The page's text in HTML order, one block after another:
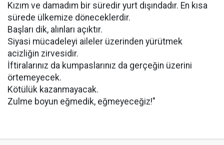
Kızım ve damadım bir süredir yurt dışındadır. En kısa
sürede ülkemize döneceklerdir.
Başları dik, alınları açıktır.
Siyasi mücadeleyi aileler üzerinden yürütmek
acizliğin zirvesidir.
İftiralarınız da kumpaslarınız da gerçeğin üzerini
örtemeyecek.
Kötülük kazanmayacak.
Zulme boyun eğmedik, eğmeyeceğiz!"